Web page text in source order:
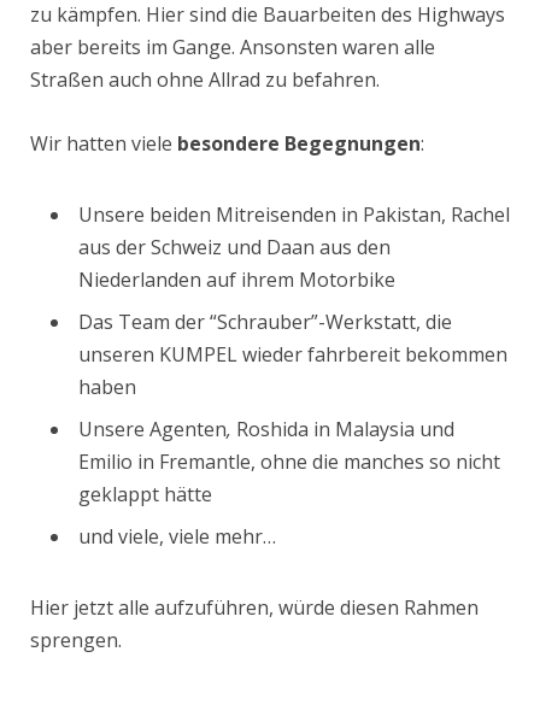
zu kämpfen. Hier sind die Bauarbeiten des Highways
aber bereits im Gange. Ansonsten waren alle
Straßen auch ohne Allrad zu befahren.
Wir hatten viele besondere Begegnungen:
Unsere beiden Mitreisenden in Pakistan, Rachel
aus der Schweiz und Daan aus den
Niederlanden auf ihrem Motorbike
Das Team der “Schrauber”-Werkstatt, die
unseren KUMPEL wieder fahrbereit bekommen
haben
Unsere Agenten, Roshida in Malaysia und
Emilio in Fremantle, ohne die manches so nicht
geklappt hätte
und viele, viele mehr…
Hier jetzt alle aufzuführen, würde diesen Rahmen
sprengen.